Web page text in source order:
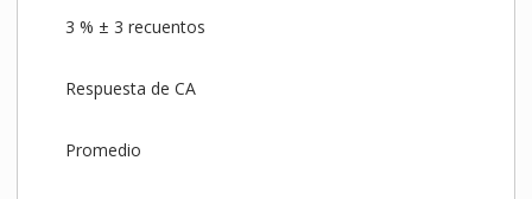
3 % ± 3 recuentos
Respuesta de CA
Promedio